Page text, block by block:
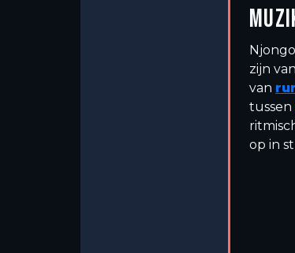
zijn
van
tussen
op in